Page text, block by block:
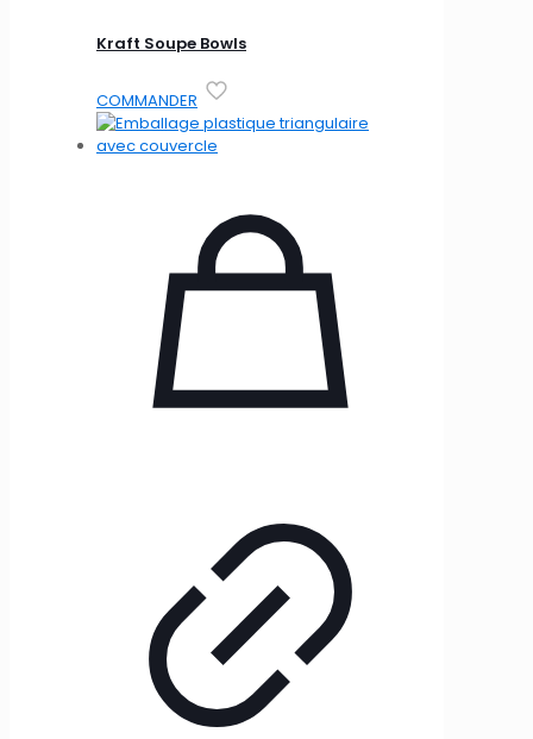
Kraft Soupe Bowls
COMMANDER